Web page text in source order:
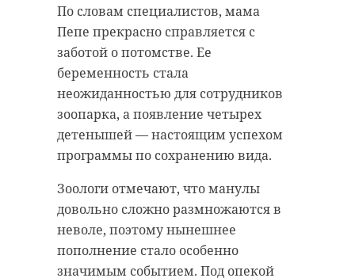
По словам специалистов, мама
Пепе прекрасно справляется с
заботой о потомстве. Ее
беременность стала
неожиданностью для сотрудников
зоопарка, а появление четырех
детенышей — настоящим успехом
программы по сохранению вида.
Зоологи отмечают, что манулы
довольно сложно размножаются в
неволе, поэтому нынешнее
пополнение стало особенно
значимым событием. Под опекой